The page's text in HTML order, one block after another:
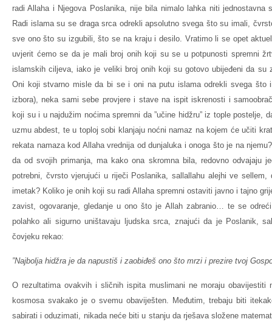
radi Allaha i Njegova Poslanika, nije bila nimalo lahka niti jednostavna
Radi islama su se draga srca odrekli apsolutno svega što su imali,
sve ono što su izgubili, što se na kraju i desilo. Vratimo li se opet
uvjerit ćemo se da je mali broj onih koji su se u potpunosti spremni
islamskih ciljeva, iako je veliki broj onih koji su gotovo ubijeđeni da su
Oni koji stvarno misle da bi se i oni na putu islama odrekli svega što
izbora), neka sami sebe provjere i stave na ispit iskrenosti i
koji su i u najdužim noćima spremni da ”učine hidžru” iz tople postelje,
uzmu abdest, te u toploj sobi klanjaju noćni namaz na kojem će učiti
rekata namaza kod Allaha vrednija od dunjaluka i onoga što je na njemu?
da od svojih primanja, ma kako ona skromna bila, redovno odvajaju
potrebni, čvrsto vjerujući u riječi Poslanika, sallallahu alejhi ve sellem,
imetak? Koliko je onih koji su radi Allaha spremni ostaviti javno i tajno
zavist, ogovaranje, gledanje u ono što je Allah zabranio… te se
polahko ali sigurno uništavaju ljudska srca, znajući da je Poslanik,
čovjeku rekao:
”Najbolja hidžra je da napustiš i zaobiđeš ono što mrzi i prezire tvoj
O rezultatima ovakvih i sličnih ispita muslimani ne moraju obavijestiti
kosmosa svakako je o svemu obaviješten. Međutim, trebaju biti
sabirati i oduzimati, nikada neće biti u stanju da rješava složene